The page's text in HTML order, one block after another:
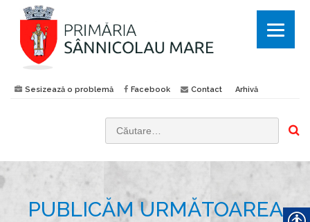
Sesizează o problemă Facebook Contact Arhivă
PUBLICĂM URMĂTOAREA